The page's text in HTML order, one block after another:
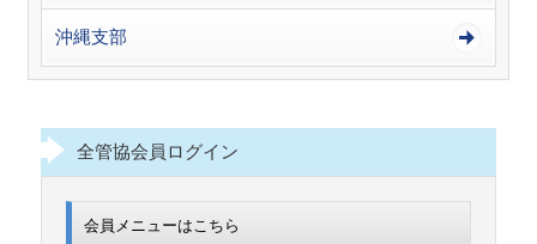
沖縄支部
全管協会員ログイン
会員メニューはこちら